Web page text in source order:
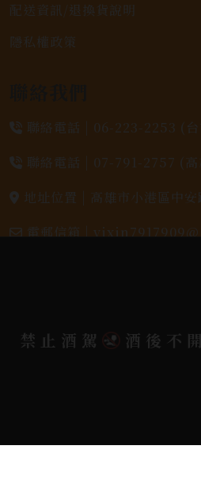
配送資訊/退換貨說明
隱私權政策
聯絡電話 | 06-223-2253 (台
聯絡電話 | 07-791-2757 (高
地址位置 | 高雄市小港區中安
電郵信箱 |
2026. All rights
Bondlink
禁止酒駕 酒後不